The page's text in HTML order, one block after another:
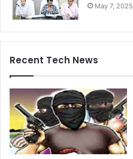
May 7, 2025
Recent Tech News